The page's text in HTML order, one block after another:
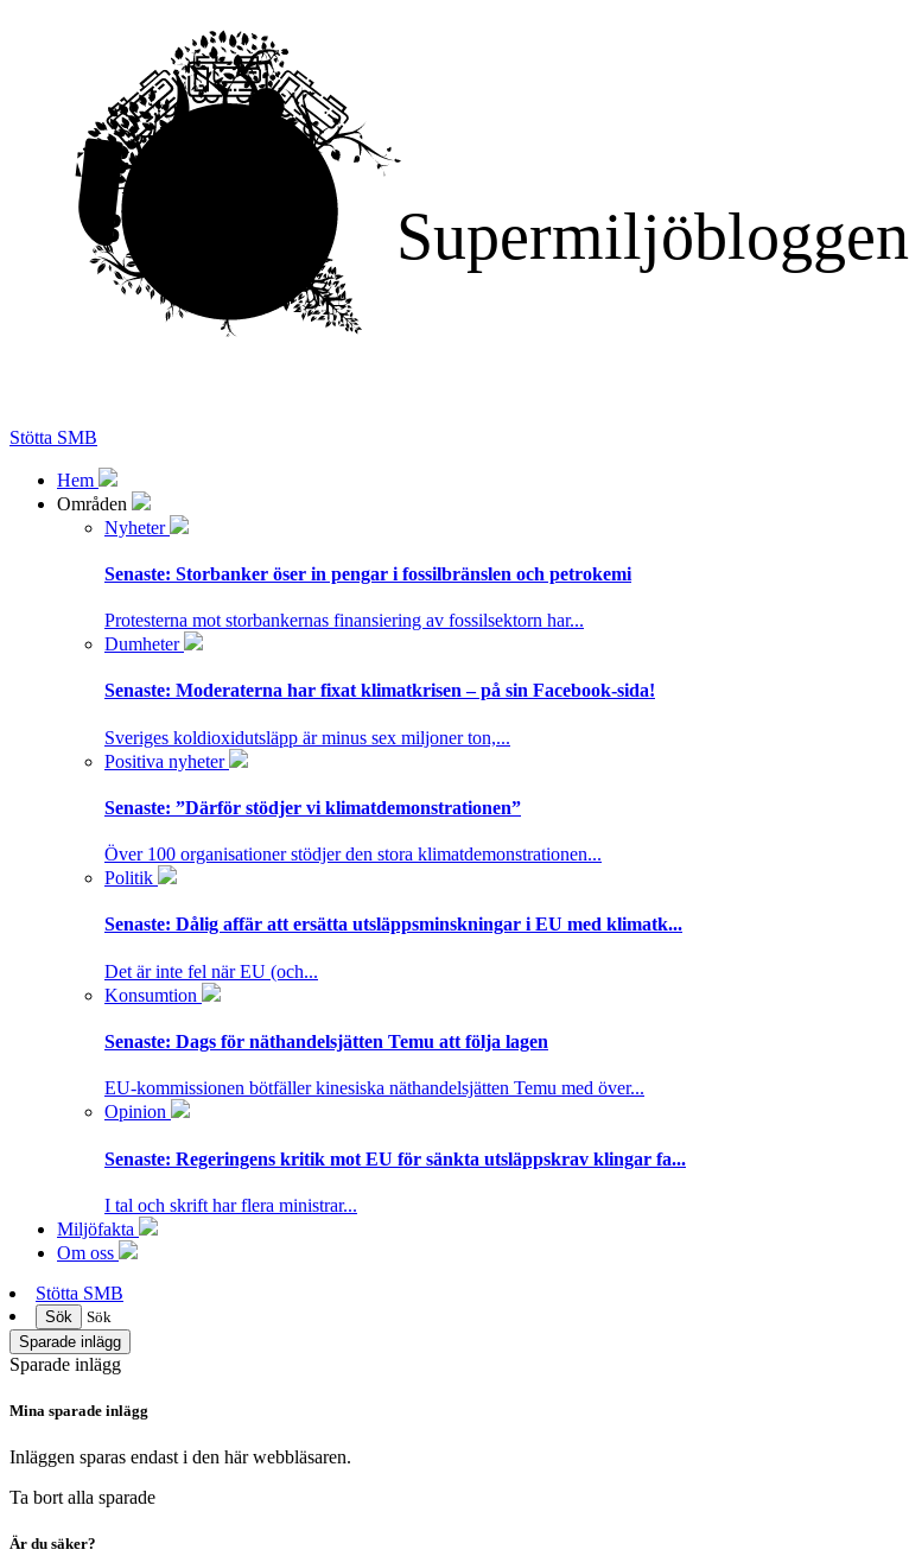
Supermiljöbloggen
Stötta SMB
Hem
Områden
Nyheter
Senaste: Storbanker öser in pengar i fossilbränslen och petrokemi
Protesterna mot storbankernas finansiering av fossilsektorn har...
Dumheter
Senaste: Moderaterna har fixat klimatkrisen – på sin Facebook-sida!
Sveriges koldioxidutsläpp är minus sex miljoner ton,...
Positiva nyheter
Senaste: ”Därför stödjer vi klimatdemonstrationen”
Över 100 organisationer stödjer den stora klimatdemonstrationen...
Politik
Senaste: Dålig affär att ersätta utsläppsminskningar i EU med klimatk...
Det är inte fel när EU (och...
Konsumtion
Senaste: Dags för näthandelsjätten Temu att följa lagen
EU-kommissionen bötfäller kinesiska näthandelsjätten Temu med över...
Opinion
Senaste: Regeringens kritik mot EU för sänkta utsläppskrav klingar fa...
I tal och skrift har flera ministrar...
Miljöfakta
Om oss
Stötta SMB
Sök
Sök
Sparade inlägg
Sparade inlägg
Mina sparade inlägg
Inläggen sparas endast i den här webbläsaren.
Ta bort alla sparade
Är du säker?